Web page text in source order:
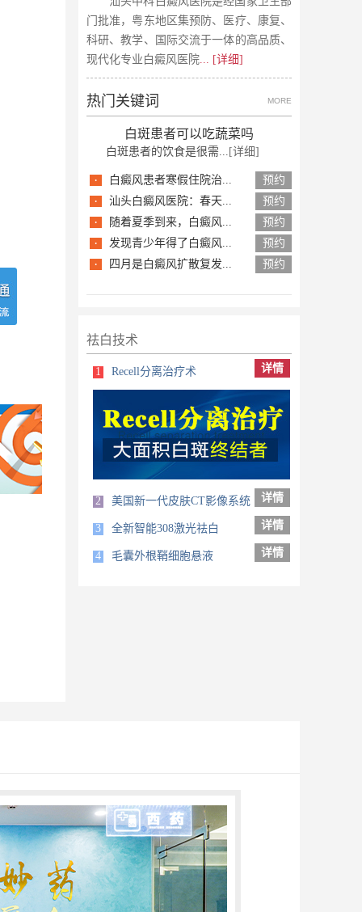
门批准，粤东地区集预防、医疗、康复、
科研、教学、国际交流于一体的高品质、
现代化专业白癜风医院... [详细]
热门关键词 MORE
白斑患者可以吃蔬菜吗
白斑患者的饮食是很需... [详细]
· 白癜风患者寒假住院治... 预约
· 汕头白癜风医院：春天... 预约
· 随着夏季到来，白癜风... 预约
· 发现青少年得了白癜风... 预约
· 四月是白癜风扩散复发... 预约
祛白技术
1 Recell分离治疗术 详情
美国新一代皮肤CT影像系统 详情
3 全新智能308激光祛白 详情
4 毛囊外根鞘细胞悬液 详情